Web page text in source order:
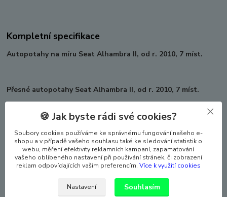
Kompletní specifikace
Autopotahy na míru Seat Alhambra II, od r. 2010, 7 míst.
Přesné autopotahy Seat Alhambra II, od r. 2010, 7 míst.
Přední opěradla s kapsami, příprava pod stolky,
potah na přední loketní opěrku. Vzadu 5
samostatných sedaček se všemi potřebnými
otvory, 7 opěrek hlavy.
VYROBENO v EU. NOVINKA NA TRHU - ZAVÁDĚCÍ CENA!
Silné polstrování, laminovaná spodní vrstva textilního
materiálu. Potahy lze prát na 30°, velmi snadná montáž.
Autopotahy dokonale pasují i na anatomicky tvarovaných
🍪 Jak byste rádi své cookies?
Soubory cookies používáme ke správnému fungování našeho e-
shopu a v případě vašeho souhlasu také ke sledování statistik o
webu, měření efektivity reklamních kampaní, zapamatování
vašeho oblíbeného nastavení při používání stránek, či zobrazení
reklam odpovídajících vašim preferencím. Více k využití cookies
Nastavení Souhlasím